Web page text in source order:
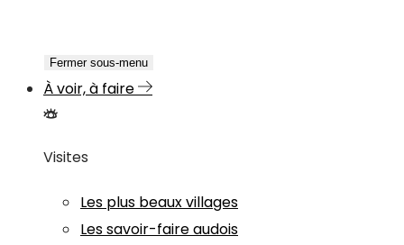
Fermer sous-menu
À voir, à faire
Visites
Les plus beaux villages
Les savoir-faire audois